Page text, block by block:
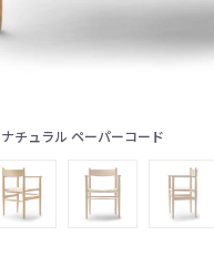
チュラル ペーパーコード